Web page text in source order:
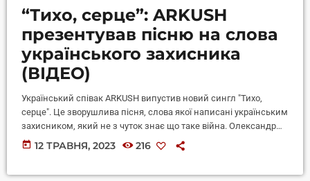
“Тихо, серце”: ARKUSH
презентував пісню на слова
українського захисника
(ВІДЕО)
Український співак ARKUSH випустив новий сингл "Тихо,
серце". Це зворушлива пісня, слова якої написані українським
захисником, який не з чуток знає що таке війна. Олександр
Тодорчук, автор проникливих слів, після початку
повномасштабного вторгнення не задумуючись
today 12 ТРАВНЯ, 2023 216